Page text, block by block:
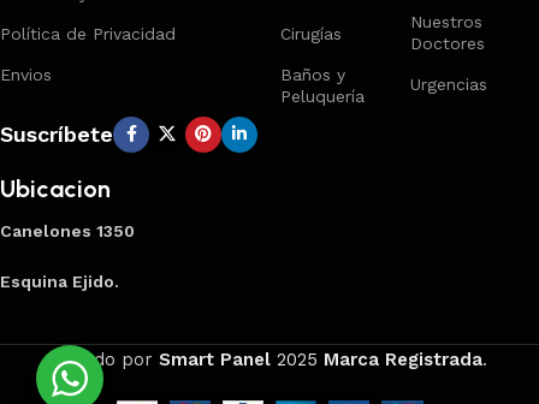
Política de Privacidad
Envios
Cirugías
Baños y
Peluquería
Nuestros
Doctores
Urgencias
Suscríbete
Ubicacion
Canelones 1350
Esquina Ejido.
Creado por Smart Panel 2025 Marca Registrada.